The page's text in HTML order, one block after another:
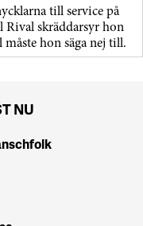
till service på
Rival skräddarsyr hon
måste hon säga nej till.
NU